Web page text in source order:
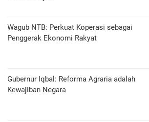
Wagub NTB: Perkuat Koperasi sebagai
Penggerak Ekonomi Rakyat
Gubernur Iqbal: Reforma Agraria adalah
Kewajiban Negara